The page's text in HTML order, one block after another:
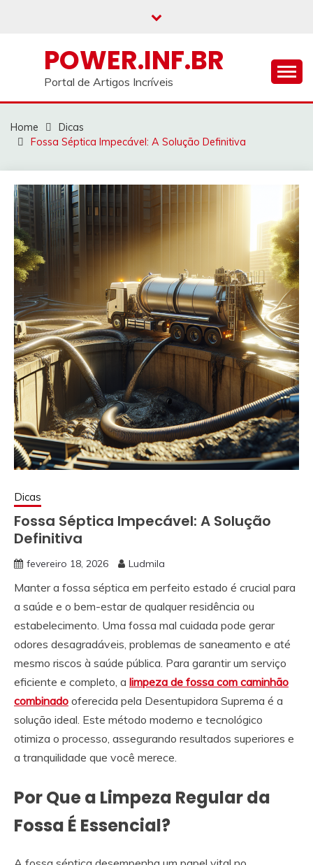
POWER.INF.BR
Portal de Artigos Incríveis
Home
Dicas
Fossa Séptica Impecável: A Solução Definitiva
Dicas
Fossa Séptica Impecável: A Solução
Definitiva
fevereiro 18, 2026 Ludmila
Manter a fossa séptica em perfeito estado é crucial para
a saúde e o bem-estar de qualquer residência ou
estabelecimento. Uma fossa mal cuidada pode gerar
odores desagradáveis, problemas de saneamento e até
mesmo riscos à saúde pública. Para garantir um serviço
eficiente e completo, a limpeza de fossa com caminhão
combinado oferecida pela Desentupidora Suprema é a
solução ideal. Este método moderno e tecnológico
otimiza o processo, assegurando resultados superiores e
a tranquilidade que você merece.
Por Que a Limpeza Regular da
Fossa É Essencial?